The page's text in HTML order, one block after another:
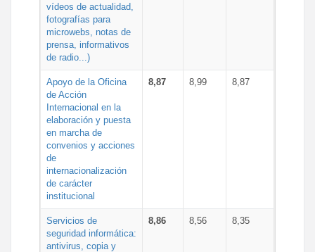
vídeos de actualidad,
fotografías para
microwebs, notas de
prensa, informativos
de radio...)
Apoyo de la Oficina
de Acción
Internacional en la
elaboración y puesta
en marcha de
convenios y acciones
de
internacionalización
de carácter
institucional
8,87 8,99 8,87
Servicios de
seguridad informática:
antivirus, copia y
8,86 8,56 8,35